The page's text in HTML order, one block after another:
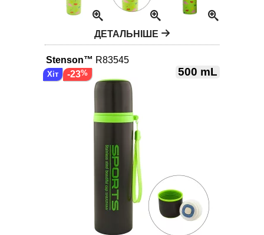
ДЕТАЛЬНІШЕ
Stenson™ R83545
500 mL
-23